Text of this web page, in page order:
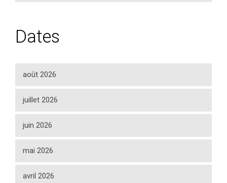
Dates
août 2026
juillet 2026
juin 2026
mai 2026
avril 2026